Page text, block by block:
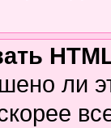
ли